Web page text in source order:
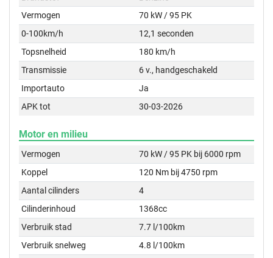
Vermogen
70 kW / 95 PK
0-100km/h
12,1 seconden
Topsnelheid
180 km/h
Transmissie
6 v., handgeschakeld
Importauto
Ja
APK tot
30-03-2026
Motor en milieu
Vermogen
70 kW / 95 PK bij 6000 rpm
Koppel
120 Nm bij 4750 rpm
Aantal cilinders
4
Cilinderinhoud
1368cc
Verbruik stad
7.7 l/100km
Verbruik snelweg
4.8 l/100km